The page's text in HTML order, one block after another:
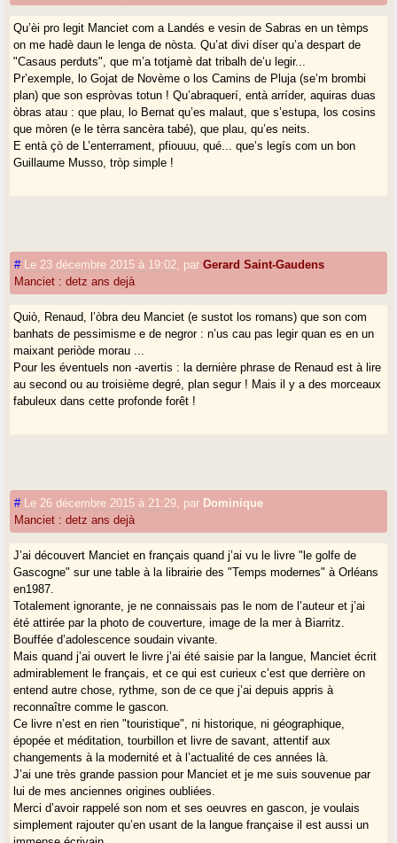
Qu’èi pro legit Manciet com a Landés e vesin de Sabras en un tèmps
on me hadè daun le lenga de nòsta. Qu’at divi díser qu’a despart de
"Casaus perduts", que m’a totjamè dat tribalh de’u legir...
Pr’exemple, lo Gojat de Novème o los Camins de Pluja (se’m brombi
plan) que son espròvas totun ! Qu’abraquerí, entà arríder, aquiras duas
òbras atau : que plau, lo Bernat qu’es malaut, que s’estupa, los cosins
que mòren (e le tèrra sancèra tabé), que plau, qu’es neits.
E entà çò de L’enterrament, pfiouuu, qué... que’s legís com un bon
Guillaume Musso, tròp simple !
# Le 23 décembre 2015 à 19:02 parGerard Saint-Gaudens
Manciet : detz ans dejà
Quiò, Renaud, l’òbra deu Manciet (e sustot los romans) que son com
banhats de pessimisme e de negror : n’us cau pas legir quan es en un
maixant periòde morau ...
Pour les éventuels non -avertis : la dernière phrase de Renaud est à lire
au second ou au troisième degré, plan segur ! Mais il y a des morceaux
fabuleux dans cette profonde forêt !
# Le 26 décembre 2015 à 21:29 par Dominique
Manciet : detz ans dejà
J’ai découvert Manciet en français quand j’ai vu le livre "le golfe de
Gascogne" sur une table à la librairie des "Temps modernes" à Orléans
en1987.
Totalement ignorante, je ne connaissais pas le nom de l’auteur et j’ai
été attirée par la photo de couverture, image de la mer à Biarritz.
Bouffée d’adolescence soudain vivante.
Mais quand j’ai ouvert le livre j’ai été saisie par la langue, Manciet écrit
admirablement le français, et ce qui est curieux c’est que derrière on
entend autre chose, rythme, son de ce que j’ai depuis appris à
reconnaître comme le gascon.
Ce livre n’est en rien "touristique", ni historique, ni géographique,
épopée et méditation, tourbillon et livre de savant, attentif aux
changements à la modernité et à l’actualité de ces années là.
J’ai une très grande passion pour Manciet et je me suis souvenue par
lui de mes anciennes origines oubliées.
Merci d’avoir rappelé son nom et ses oeuvres en gascon, je voulais
simplement rajouter qu’en usant de la langue française il est aussi un